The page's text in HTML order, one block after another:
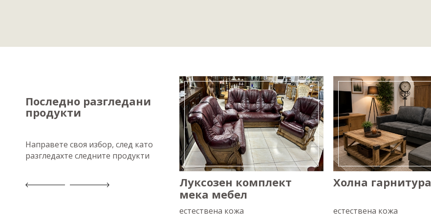
Последно разгледани
продукти
Направете своя избор, след като
разгледахте следните продукти
ТВ шкаф
Луксозен комплект
мека мебел
естествена кожа
Холна гарнитура
естествена кожа